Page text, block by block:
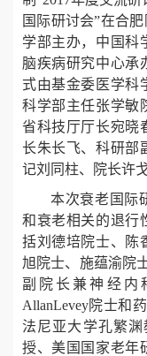
国际研讨会”在合
学部主办，中国科
脑疾病研究中心承
式由基金委医学科
科学部主任张学敏
省科技厅厅长宛晓
长朱长飞、科研部
记刘同柱、院长许
本次衰老国际
和衰老相关的退行
括刘德培院士、陈
旭院士、施蕴渝院
副院长兼神经内
AllanLevey院士和
法尼亚大学孔繁渊
授、美国国家老年